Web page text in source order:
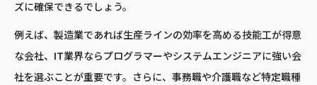
ズに確保できるでしょう。
例えば、製造業であれば生産ラインの効率を高める技能工が得意
な会社、IT業界ならプログラマーやシステムエンジニアに強い会
社を選ぶことが重要です。さらに、事務職や介護職など特定職種